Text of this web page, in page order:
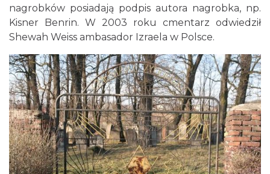
nagrobków posiadają podpis autora nagrobka, np.
Kisner Benrin. W 2003 roku cmentarz odwiedził
Shewah Weiss ambasador Izraela w Polsce.